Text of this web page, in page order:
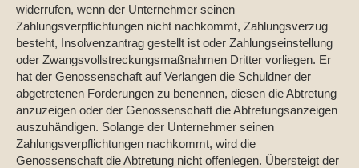
widerrufen, wenn der Unternehmer seinen
Zahlungsverpflichtungen nicht nachkommt, Zahlungsverzug
besteht, Insolvenzantrag gestellt ist oder Zahlungseinstellung
oder Zwangsvollstreckungsmaßnahmen Dritter vorliegen. Er
hat der Genossenschaft auf Verlangen die Schuldner der
abgetretenen Forderungen zu benennen, diesen die Abtretung
anzuzeigen oder der Genossenschaft die Abtretungsanzeigen
auszuhändigen. Solange der Unternehmer seinen
Zahlungsverpflichtungen nachkommt, wird die
Genossenschaft die Abtretung nicht offenlegen. Übersteigt der